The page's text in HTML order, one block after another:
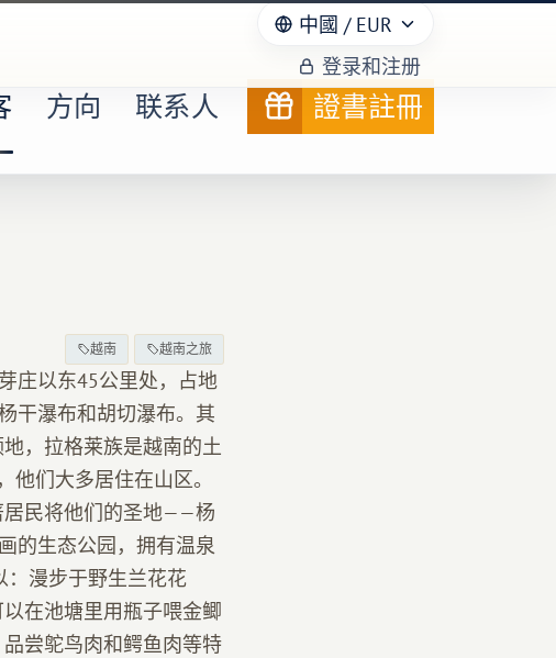
中國 / EUR
登录和注册
方向 联系人 證書註冊
越南 越南之旅
庄以东45公里处，占地
干瀑布和胡切瀑布。其
，拉格莱族是越南的土
们大多居住在山区。
居民将他们的圣地——杨
的生态公园，拥有温泉
：漫步于野生兰花花
在池塘里用瓶子喂金鲫
尝鸵鸟肉和鳄鱼肉等特